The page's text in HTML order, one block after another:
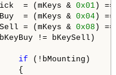
& 0x01 )
& 0x04 )
& 0x08 )
!= bKeySell)
if (!bMounting)